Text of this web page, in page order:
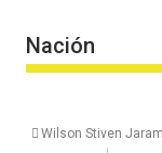
Nación
Wilson Stiven